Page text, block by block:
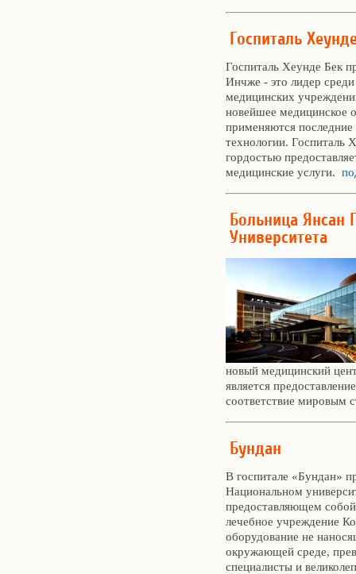
Госпиталь
Госпиталь Хеунде Бек
Инчже - это лидер среди
медицинских
новейшее медицинское
применяются
технологии. Госпиталь
гордостью
медицинские услуги.
Больница Янсан
Университета
новый медицинский
является
соответствие мировым
Бундан
В госпитале «Бундан»
Национальном
предоставляющем
лечебное учреждение
оборудование не
окружающей среде,
специалисты и